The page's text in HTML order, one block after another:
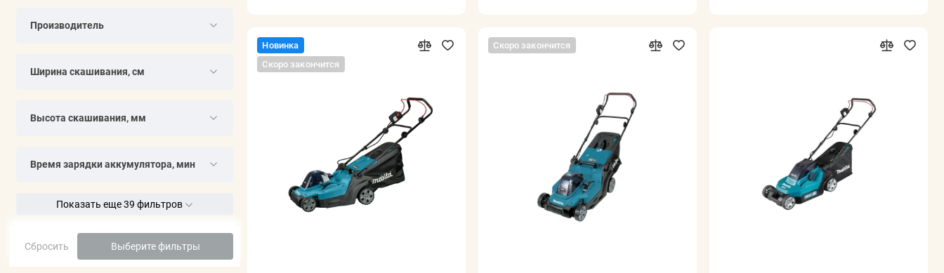
Производитель
Ширина скашивания, см
Высота скашивания, мм
Время зарядки аккумулятора, мин
Показать еще 39 фильтров
Сбросить Выберите фильтры
Новинка
Скоро закончится
Скоро закончится